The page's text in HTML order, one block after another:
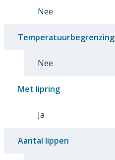
Nee
Temperatuurbegrenzing
Nee
Met lipring
Ja
Aantal lippen